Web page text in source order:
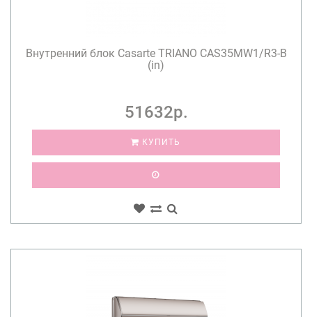
Внутренний блок Casarte TRIANO CAS35MW1/R3-B
(in)
51632р.
КУПИТЬ